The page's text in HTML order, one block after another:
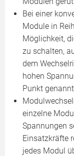
Bei einer
Module in
Möglichkeit,
zu schalten,
dem
hohen
Punkt
einzelne
Spannungen
Einsatzkräfte
jedes Modul